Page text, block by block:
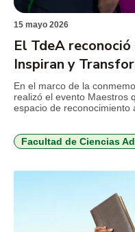
15 mayo 2026
El TdeA
Inspiran y
En el marco de la
realizó el evento Maestros
espacio de reconocimiento
territorios. El encuentro,
Facultad de Ciencias